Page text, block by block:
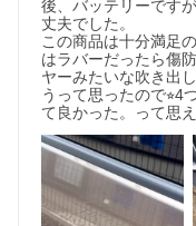
後、バッテリーです
丈夫でした。
この商品は十分満足
はラバーだったら傷
ヤーみたいな吹き出
うって思ったので⭐︎4